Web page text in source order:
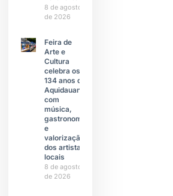
8 de agosto
de 2026
Feira de
Arte e
Cultura
celebra os
134 anos de
Aquidauana
com
música,
gastronomia
e
valorização
dos artistas
locais
8 de agosto
de 2026